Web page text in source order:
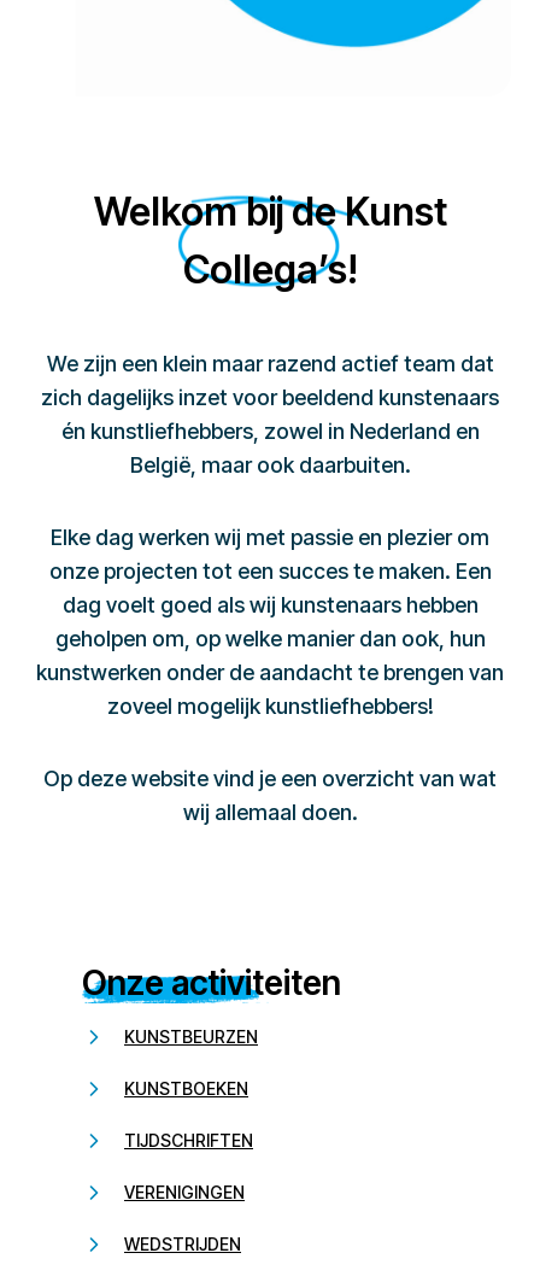
Welkom bij de Kunst
Collega’s!
We zijn een klein maar razend actief team dat
zich dagelijks inzet voor beeldend kunstenaars
én kunstliefhebbers, zowel in Nederland en
België, maar ook daarbuiten.
Elke dag werken wij met passie en plezier om
onze projecten tot een succes te maken. Een
dag voelt goed als wij kunstenaars hebben
geholpen om, op welke manier dan ook, hun
kunstwerken onder de aandacht te brengen van
zoveel mogelijk kunstliefhebbers!
Op deze website vind je een overzicht van wat
wij allemaal doen.
Onze activiteiten
KUNSTBEURZEN
KUNSTBOEKEN
TIJDSCHRIFTEN
VERENIGINGEN
WEDSTRIJDEN